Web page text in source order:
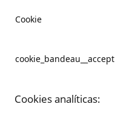
Cookie
cookie_bandeau__accept
Cookies analíticas: